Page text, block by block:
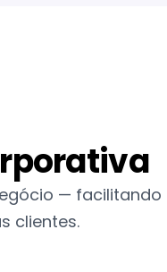
— facilitando
clientes.